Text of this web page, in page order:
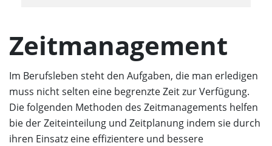
Zeitmanagement
Im Berufsleben steht den Aufgaben, die man erledigen
muss nicht selten eine begrenzte Zeit zur Verfügung.
Die folgenden Methoden des Zeitmanagements helfen
bie der Zeiteinteilung und Zeitplanung indem sie durch
ihren Einsatz eine effizientere und bessere